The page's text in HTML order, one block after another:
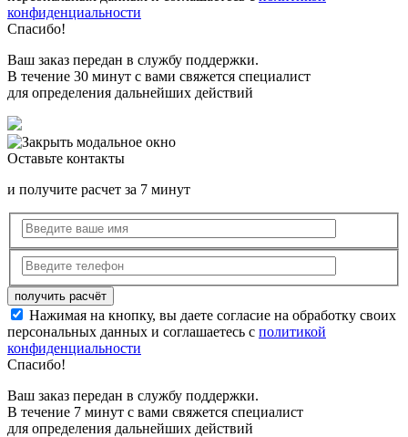
конфиденциальности
Спасибо!
Ваш заказ передан в службу поддержки.
В течение 30 минут с вами свяжется специалист
для определения дальнейших действий
Оставьте контакты
и получите расчет за 7 минут
Нажимая на кнопку, вы даете согласие на обработку своих
персональных данных и соглашаетесь с политикой
конфиденциальности
Спасибо!
Ваш заказ передан в службу поддержки.
В течение 7 минут с вами свяжется специалист
для определения дальнейших действий